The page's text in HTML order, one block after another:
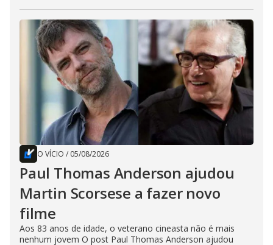
O VÍCIO / 05/08/2026
Paul Thomas Anderson ajudou
Martin Scorsese a fazer novo
filme
Aos 83 anos de idade, o veterano cineasta não é mais
nenhum jovem O post Paul Thomas Anderson ajudou